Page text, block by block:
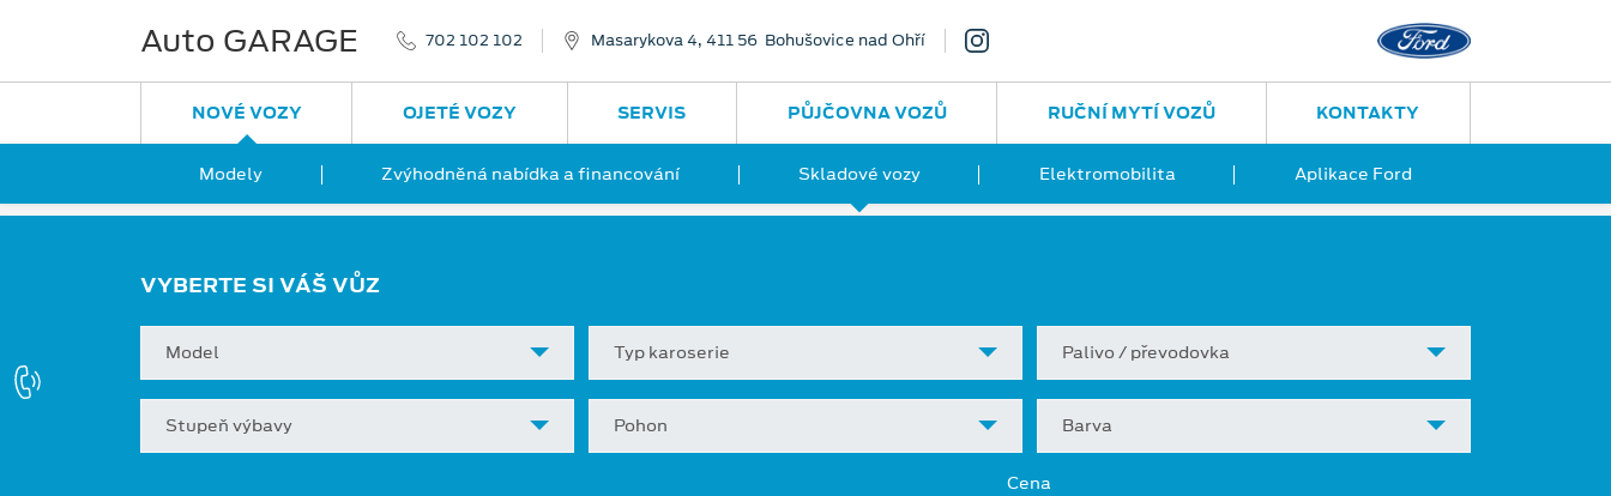
Auto GARAGE 702 102 102 Masarykova 4, 411 56 Bohušovice nad Ohří
NOVÉ VOZY
Modely Zvýhodněná nabídka a financování Skladové vozy Elektromobilita Aplikace Ford
OJETÉ VOZY SERVIS PŮJČOVNA VOZŮ RUČNÍ MYTÍ VOZŮ KONTAKTY
VYBERTE SI VÁŠ VŮZ
Model Typ karoserie Palivo / převodovka
Stupeň výbavy Pohon Barva
Cena